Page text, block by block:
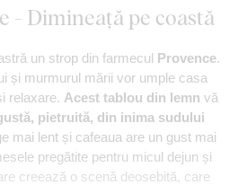
- Dimineață pe coastă
un strop din farmecul Provence.
și murmurul mării vor umple casa
relaxare. Acest tablou din lemn vă
pietruită, din inima sudului
mai lent și cafeaua are un gust mai
pregătite pentru micul dejun și
creează o scenă deosebită, care